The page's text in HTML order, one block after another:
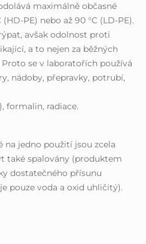
maximálně občasné
PE) nebo až 90 °C (LD-PE).
avšak odolnost proti
a to nejen za běžných
se v laboratořích používá
nádoby, přepravky, potrubí,
formalin, radiace.
na jedno použití jsou zcela
také spalovány (produktem
dostatečného přísunu
pouze voda a oxid uhličitý).